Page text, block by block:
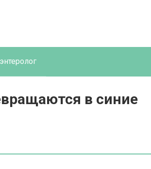
в синие